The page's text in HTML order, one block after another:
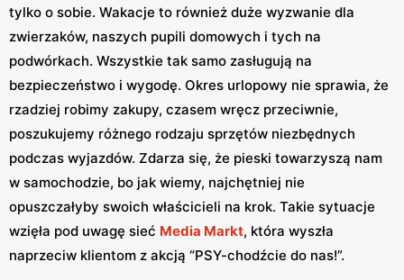
tylko o sobie. Wakacje to również duże wyzwanie dla
zwierzaków, naszych pupili domowych i tych na
podwórkach. Wszystkie tak samo zasługują na
bezpieczeństwo i wygodę. Okres urlopowy nie sprawia, że
rzadziej robimy zakupy, czasem wręcz przeciwnie,
poszukujemy różnego rodzaju sprzętów niezbędnych
podczas wyjazdów. Zdarza się, że pieski towarzyszą nam
w samochodzie, bo jak wiemy, najchętniej nie
opuszczałyby swoich właścicieli na krok. Takie sytuacje
wzięła pod uwagę sieć Media Markt, która wyszła
naprzeciw klientom z akcją “PSY-chodźcie do nas!”.